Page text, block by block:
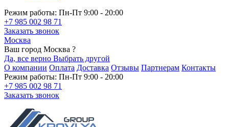
Режим работы: Пн-Пт 9:00 - 20:00
+7 985 002 98 71
Заказать звонок
Москва
Ваш город Москва ?
Да, все верно Выбрать другой
О компании Оплата Доставка Отзывы Партнерам Контакты
Режим работы: Пн-Пт 9:00 - 20:00
+7 985 002 98 71
Заказать звонок